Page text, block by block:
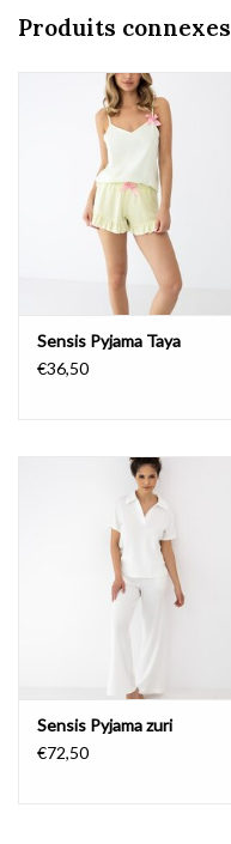
Produits connexes
Sensis Pyjama Taya
€36,50
Sensis Pyjama zuri
€72,50